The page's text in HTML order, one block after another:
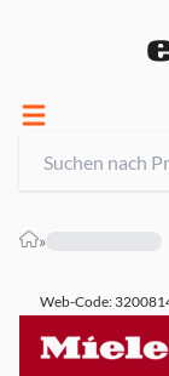
»
Web-Code: